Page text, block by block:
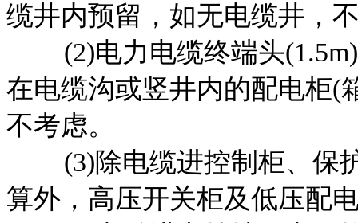
缆井内预留，如无电缆井，
(2)电力电缆终端头(1.5m):
在电缆沟或竖井内的配电柜(
不考虑。
(3)除电缆进控制柜、保护
算外，高压开关柜及低压配